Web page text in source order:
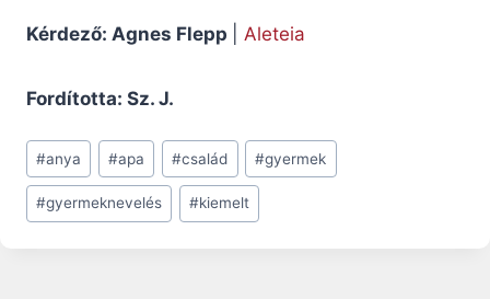
Kérdező: Agnes Flepp Aleteia
Fordította: Sz. J.
Post
Tags:
#anya #apa #család #gyermek
#gyermeknevelés #kiemelt